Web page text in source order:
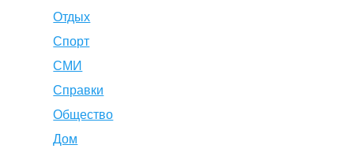
Отдых
Спорт
СМИ
Справки
Общество
Дом